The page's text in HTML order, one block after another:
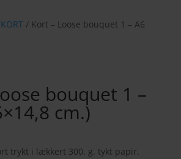
/ Kort – Loose bouquet 1 – A6
bouquet 1 –
cm.)
trykt i lækkert 300. g. tykt papir.